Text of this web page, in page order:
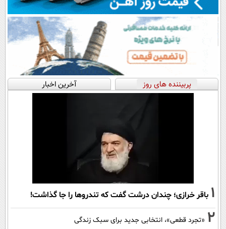
پربیننده های روز آخرین اخبار
1 باقر خرازی؛ چندان درشت گفت که تندروها را جا گذاشت!
2 «تجرد قطعی»، انتخابی جدید برای سبک زندگی